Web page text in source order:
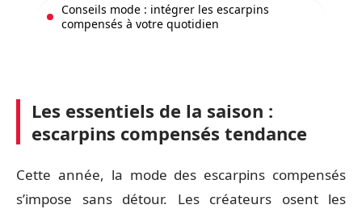
Conseils mode : intégrer les escarpins
compensés à votre quotidien
Les essentiels de la saison :
escarpins compensés tendance
Cette année, la mode des escarpins compensés
s’impose sans détour. Les créateurs osent les